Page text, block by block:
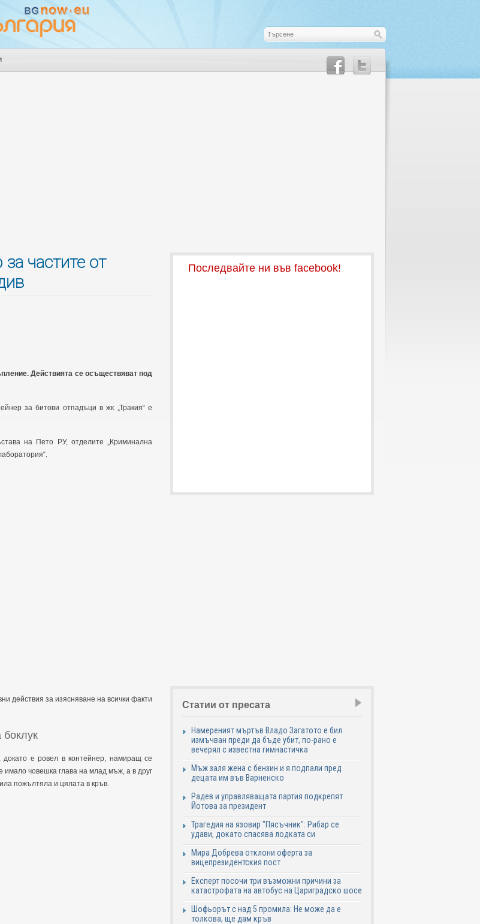
частите от
Действията се осъществяват под
за битови отпадъци в жк „Тракия“ е
на Пето РУ, отделите „Криминална
действия за изясняване на всички факти
боклук
е ровел в контейнер, намиращ се
имало човешка глава на млад мъж, а в друг
пожълтяла и цялата в кръв.
Последвайте ни във facebook!
Статии от пресата
Намереният мъртъв Владо Загатото е бил
измъчван преди да бъде убит, по-рано е
вечерял с известна гимнастичка
Мъж заля жена с бензин и я подпали пред
децата им във Варненско
Радев и управляващата партия подкрепят
Йотова за президент
Трагедия на язовир "Пясъчник": Рибар се
удави, докато спасява лодката си
Мира Добрева отклони оферта за
вицепрезидентския пост
Експерт посочи три възможни причини за
катастрофата на автобус на Цариградско шосе
Шофьорът с над 5 промила: Не може да е
толкова, ще дам кръв